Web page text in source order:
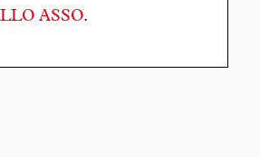
ASSO.